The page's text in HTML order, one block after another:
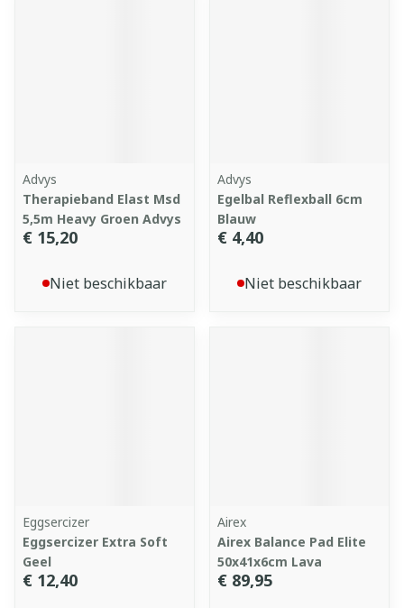
Advys
Therapieband Elast Msd
5,5m Heavy Groen Advys
€ 15,20
Niet beschikbaar
Advys
Egelbal Reflexball 6cm
Blauw
€ 4,40
Niet beschikbaar
Eggsercizer
Eggsercizer Extra Soft
Geel
€ 12,40
Airex
Airex Balance Pad Elite
50x41x6cm Lava
€ 89,95